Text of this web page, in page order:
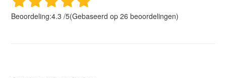
Beoordeling:4.3 /5(Gebaseerd op26 beoordelingen)